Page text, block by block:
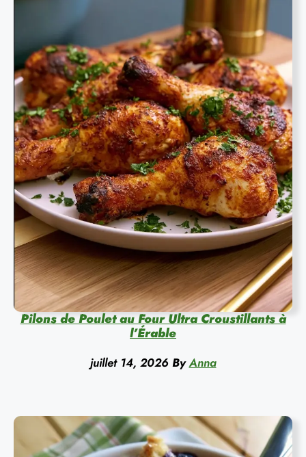
Pilons de Poulet au Four Ultra Croustillants à
l’Érable
juillet 14, 2026 By Anna